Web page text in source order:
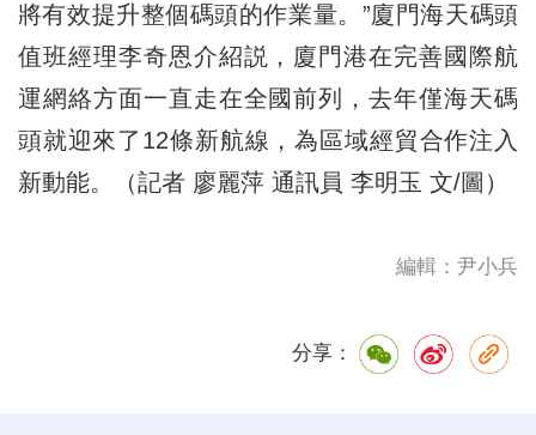
將有效提升整個碼頭的作業量。”廈門海天碼頭
值班經理李奇恩介紹説，廈門港在完善國際航
運網絡方面一直走在全國前列，去年僅海天碼
頭就迎來了12條新航線，為區域經貿合作注入
新動能。（記者 廖麗萍 通訊員 李明玉 文/圖）
編輯：尹小兵
分享：